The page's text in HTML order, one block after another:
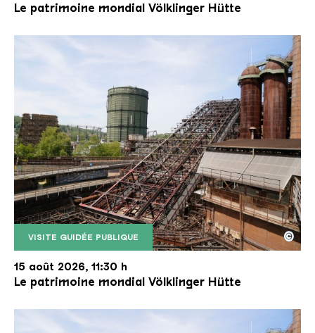
Le patrimoine mondial Völklinger Hütte
VISITE GUIDÉE PUBLIQUE
Le monte-charge incliné de la Völklinger Hütte
Copyright: Weltkulturerbe Völklinger Hütte | Karl
©
15 août 2026, 11:30 h
Le patrimoine mondial Völklinger Hütte